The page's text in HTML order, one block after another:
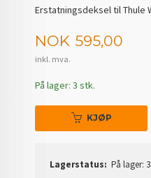
Erstatningsdeksel til Thule
Pris
NOK 595,00
inkl. mva.
På lager: 3 stk.
KJØP
Lagerstatus: På lager: